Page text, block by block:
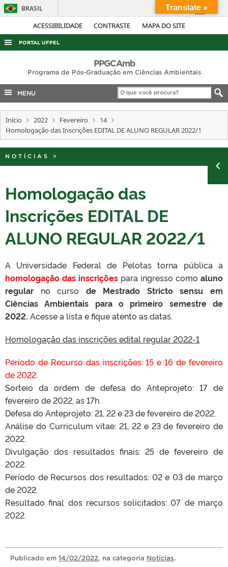
ACESSIBILIDADE CONTRASTE MAPA DO SITE
BRASIL
Simplifique!
Acesso à informação
Legislação
Canais
PORTAL UFPEL
AUDITORIA
COBALTO
CONCURSOS
EDITAIS
INTERNACIONAL
TELEFONES
PPGCAmb
Programa de Pós-Graduação em Ciências Ambientais
MENU
Início 2022 Fevereiro
14
Homologação das Inscrições EDITAL DE ALUNO REGULAR 2022/1
NOTÍCIAS >
Homologação das
Inscrições EDITAL DE
ALUNO REGULAR 2022/1
A Universidade Federal de Pelotas torna pública a
homologação das inscrições para ingresso como aluno
regular no curso de
Mestrado Stricto sensu em
Ciências Ambientais para o primeiro semestre de
2022. Acesse a lista e fique atento as datas.
Homologação das inscrições edital regular 2022-1
Período de Recurso das inscrições: 15 e 16 de fevereiro
de 2022.
Sorteio da ordem de defesa do Anteprojeto: 17 de
fevereiro de 2022, as 17h.
Defesa do Anteprojeto: 21, 22 e 23 de fevereiro de 2022.
Análise do Curriculum vitae: 21, 22 e 23 de fevereiro de
2022.
Divulgação dos resultados finais: 25 de fevereiro de
2022.
Período de Recursos dos resultados: 02 e 03 de março
de 2022.
Resultado final dos recursos solicitados: 07 de março
2022.
Publicado em 14/02/2022, na categoria Notícias.
Translate »